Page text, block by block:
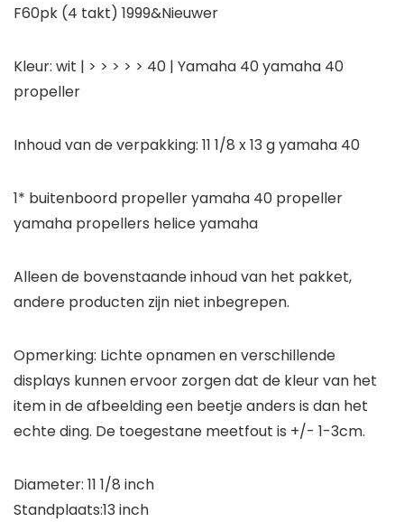
F60pk (4 takt) 1999&Nieuwer
Kleur: wit | > > > > > 40 | Yamaha 40 yamaha 40
propeller
Inhoud van de verpakking: 11 1/8 x 13 g yamaha 40
1* buitenboord propeller yamaha 40 propeller
yamaha propellers helice yamaha
Alleen de bovenstaande inhoud van het pakket,
andere producten zijn niet inbegrepen.
Opmerking: Lichte opnamen en verschillende
displays kunnen ervoor zorgen dat de kleur van het
item in de afbeelding een beetje anders is dan het
echte ding. De toegestane meetfout is +/- 1-3cm.
Diameter: 11 1/8 inch
Standplaats:13 inch